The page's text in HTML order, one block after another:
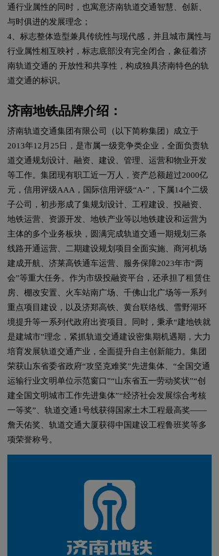
通行业属性的同时，也寓意济南轨道交通智慧、创新、
与时俱进的发展理念；
4、标志整体造型兼具传统性与现代感，并且城市属性与
行业属性相互映衬，标志底部没有完全闭合，象征着济
南轨道交通的 开放性和共享性，构成独具济南特色的轨
道交通的标识。
济南地铁品牌介绍：
济南轨道交通集团有限公司（以下简称集团）成立于
2013年12月25日，是市属一级竞争类企业，全面负责轨
道交通规划设计、融资、建设、管理、运营和物业开发
等工作。集团现有职工近一万人，资产总额超过2000亿
元，信用评级AAA，国际信用评级“A-”，下属14个二级
子公司，初步形成了集规划设计、工程建设、投融资、
地铁运营、资源开发、地铁产业等以地铁建设和运营为
主体的多个业务板块，圆满完成轨道交通一期规划三条
线路开通运营、二期建设规划项目全面实施、商河机场
建成开航、济莱高铁通车运营、服务保障2023年市“两
会”等重大任务。作为市级投融资平台，还承担了租赁住
房、棚改安置、火车站南广场、千佛山北广场等一系列
重点项目建设，以及济郑高铁、黄台联络线、雪野湖环
境提升等一系列代政府出资项目。同时，秉承“建地铁就
是建城市”理念，紧抓轨道交通建设密集期机遇期，大力
培育发展轨道交通产业，全面提升自主创新能力。集团
荣获山东省委省政府“攻坚克难奖”先进集体、“全国交通
运输行业文明单位示范窗口”“山东省五一劳动奖状”“创
建全国文明城市工作先进集体”“经济社会发展综合考核
一等奖”、轨道交通1号线获得国家土木工程最高奖——
詹天佑奖、轨道交通大厦获得中国建设工程鲁班奖等多
项荣誉称号。